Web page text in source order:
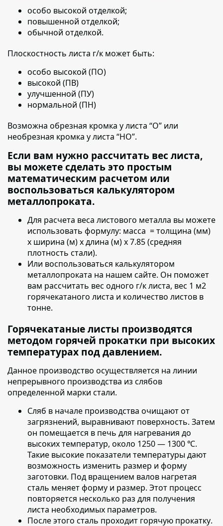
особо высокой отделкой;
повышенной отделкой;
обычной отделкой.
Плоскостность листа г/к может быть:
особо высокой (ПО)
высокой (ПВ)
улучшенной (ПУ)
нормальной (ПН)
Возможна обрезная кромка у листа “О” или
необрезная кромка у листа “НО”.
Если вам нужно рассчитать вес листа,
вы можете сделать это простым
математическим расчетом или
воспользоваться калькулятором
металлопроката.
Для расчета веса листового металла вы можете
использовать формулу: масса = толщина (мм)
х ширина (м) х длина (м) х 7.85 (средняя
плотность стали).
Или воспользоваться калькулятором
металлопроката на нашем сайте. Он поможет
вам рассчитать вес одного г/к листа, вес 1 м2
горячекатаного листа и количество листов в
тонне.
Горячекатаные листы производятся
методом горячей прокатки при высоких
температурах под давлением.
Данное производство осуществляется на линии
непрерывного производства из слябов
определенной марки стали.
Сляб в начале производства очищают от
загрязнений, выравнивают поверхность. Затем
он помещается в печь для нагревания до
высоких температур, около 1250 — 1300 ℃.
Такие высокие показатели температуры дают
возможность изменить размер и форму
заготовки. Под вращением валов нагретая
сталь меняет форму и размер. Этот процесс
повторяется несколько раз для получения
листа необходимых параметров.
После этого сталь проходит горячую прокатку.